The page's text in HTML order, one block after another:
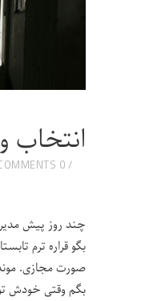
انتخاب
0 COMMENTS
چند روز پیش مدیر
بگو قراره ترم
صورت مجازی.
بگم وقتی خودش